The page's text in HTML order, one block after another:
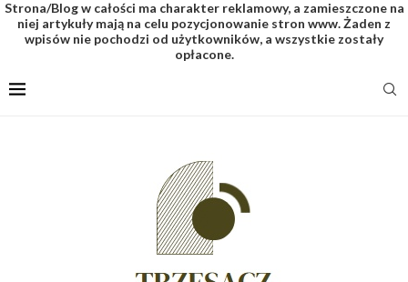
Strona/Blog w całości ma charakter reklamowy, a zamieszczone na
niej artykuły mają na celu pozycjonowanie stron www. Żaden z
wpisów nie pochodzi od użytkowników, a wszystkie zostały
opłacone.